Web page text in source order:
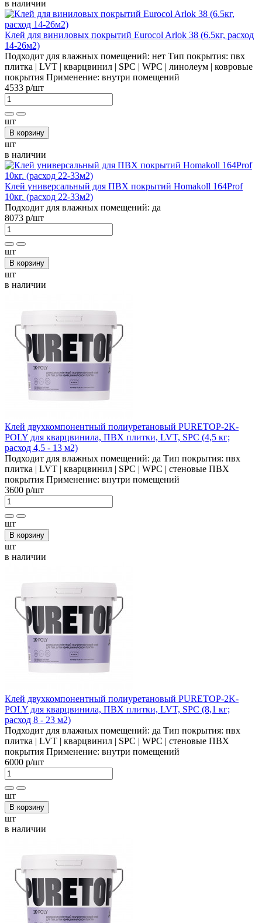
в наличии
Клей для виниловых покрытий Eurocol Arlok 38 (6.5кг, расход
14-26м2)
Подходит для влажных помещений: нет Тип покрытия: пвх
плитка | LVT | кварцвинил | SPC | WPC | линолеум | ковровые
покрытия Применение: внутри помещений
4533 р/шт
шт
В корзину
шт
в наличии
Клей универсальный для ПВХ покрытий Homakoll 164Prof
10кг. (расход 22-33м2)
Подходит для влажных помещений: да
8073 р/шт
шт
В корзину
шт
в наличии
Клей двухкомпонентный полиуретановый PURETOP-2K-
POLY для кварцвинила, ПВХ плитки, LVT, SPC (4,5 кг;
расход 4,5 - 13 м2)
Подходит для влажных помещений: да Тип покрытия: пвх
плитка | LVT | кварцвинил | SPC | WPC | стеновые ПВХ
покрытия Применение: внутри помещений
3600 р/шт
шт
В корзину
шт
в наличии
Клей двухкомпонентный полиуретановый PURETOP-2K-
POLY для кварцвинила, ПВХ плитки, LVT, SPC (8,1 кг;
расход 8 - 23 м2)
Подходит для влажных помещений: да Тип покрытия: пвх
плитка | LVT | кварцвинил | SPC | WPC | стеновые ПВХ
покрытия Применение: внутри помещений
6000 р/шт
шт
В корзину
шт
в наличии